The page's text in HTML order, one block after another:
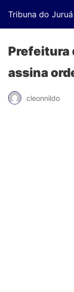
Tribuna do Juruá
Prefeitura
assina
cleonnildo